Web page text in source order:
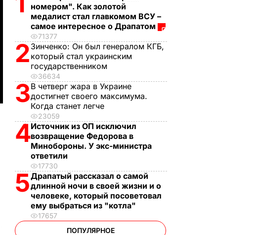
номером". Как золотой
медалист стал главкомом ВСУ –
самое интересное о Драпатом
71377
2 Зинченко: Он был генералом КГБ,
который стал украинским
государственником
36634
3В четверг жара в Украине
достигнет своего максимума.
Когда станет легче
23059
4Источник из ОП исключил
возвращение Федорова в
Минобороны. У экс-министра
ответили
17730
5Драпатый рассказал о самой
длинной ночи в своей жизни и о
человеке, который посоветовал
ему выбраться из "котла"
17657
ПОПУЛЯРНОЕ